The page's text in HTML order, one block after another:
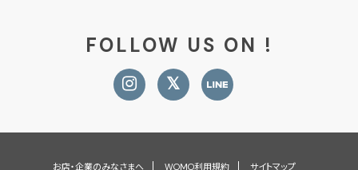
FOLLOW US ON !
お店・企業のみなさまへ WOMO利用規約 サイトマップ